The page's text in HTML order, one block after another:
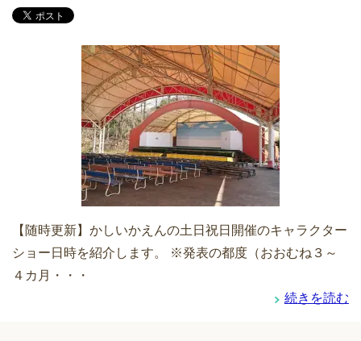
【随時更新】かしいかえんの土日祝日開催のキャラクター
ショー日時を紹介します。 ※発表の都度（おおむね３～
４カ月・・・
続きを読む